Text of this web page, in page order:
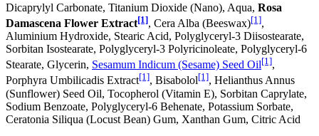
Dicaprylyl Carbonate, Titanium Dioxide (Nano), Aqua, Rosa
Damascena Flower Extract[1], Cera Alba (Beeswax)[1],
Aluminium Hydroxide, Stearic Acid, Polyglyceryl-3 Diisostearate,
Sorbitan Isostearate, Polyglyceryl-3 Polyricinoleate, Polyglyceryl-6
Stearate, Glycerin, Sesamum Indicum (Sesame) Seed Oil[1],
Porphyra Umbilicadis Extract[1], Bisabolol[1], Helianthus Annus
(Sunflower) Seed Oil, Tocopherol (Vitamin E), Sorbitan Caprylate,
Sodium Benzoate, Polyglyceryl-6 Behenate, Potassium Sorbate,
Ceratonia Siliqua (Locust Bean) Gum, Xanthan Gum, Citric Acid